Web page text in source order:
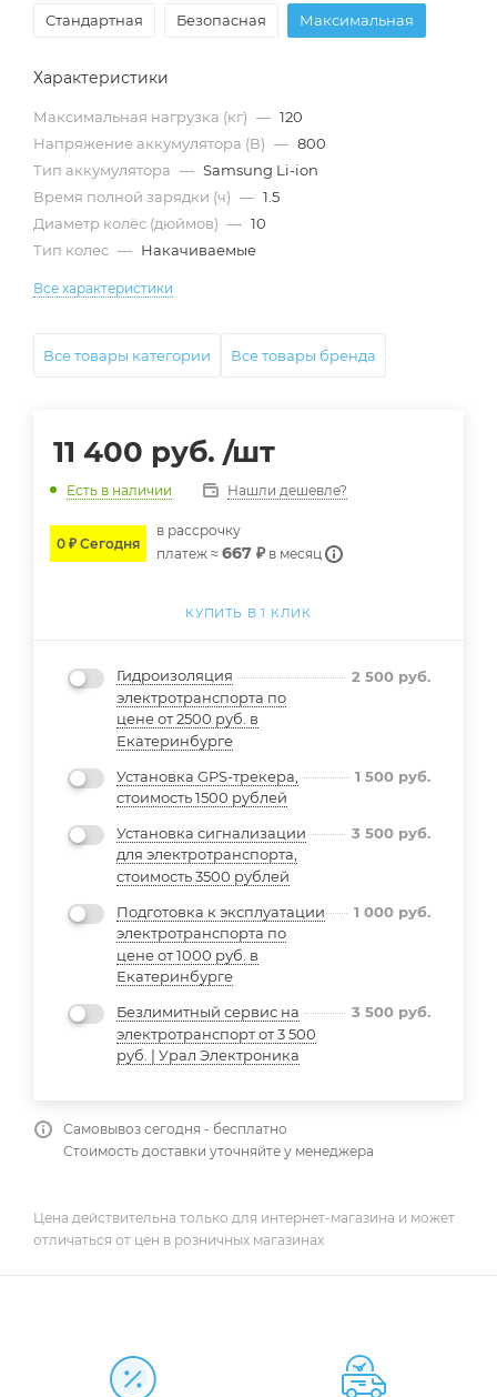
Стандартная
Безопасная Максимальная
Характеристики
Максимальная нагрузка (кг) — 120
Напряжение аккумулятора (В) — 800
Тип аккумулятора — Samsung Li-ion
Время полной зарядки (ч) — 1.5
Диаметр колёс (дюймов) — 10
Тип колес — Накачиваемые
Все характеристики
Все товары категории Все товары бренда
11 400 руб. /шт
Есть в наличии Нашли дешевле?
0 ₽ Сегодня
в расcрочку
платеж ≈ 667 ₽ в месяц
КУПИТЬ В 1 КЛИК
Гидроизоляция
электротранспорта по
цене от 2500 руб. в
Екатеринбурге
2 500 руб.
Установка GPS-трекера,
стоимость 1500 рублей
1 500 руб.
Установка сигнализации
для электротранспорта,
стоимость 3500 рублей
3 500 руб.
Подготовка к эксплуатации
электротранспорта по
цене от 1000 руб. в
Екатеринбурге
1 000 руб.
Безлимитный сервис на
электротранспорт от 3 500
руб. | Урал Электроника
3 500 руб.
Самовывоз сегодня - бесплатно
Стоимость доставки уточняйте у менеджера
Цена действительна только для интернет-магазина и может
отличаться от цен в розничных магазинах